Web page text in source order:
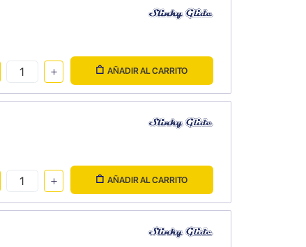
AÑADIR AL CARRITO
AÑADIR AL CARRITO